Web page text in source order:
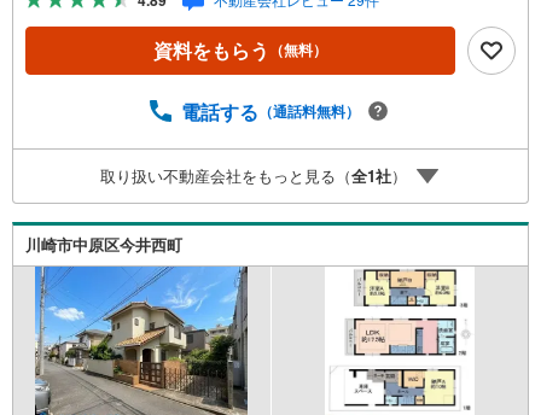
にご連絡下さい。その他にも・・・●「この物件以外にも何
件か一緒に物件を見てみたい」●「私はローンいくら借りら
れるのだろう？」●「買替えなので、自宅がいくらで売却で
な？」●「頭金は、どれくらいないと買えないの？」●「自
入はわからないことばかり・・・。ご安心ください!!お力に
なれる事がございましたら、誠心誠意 お手伝いをさせてい
ただきます。【ベンハウス】にお任せ下さい！
資料をもらう （無料）
電話する （通話料無料）
取り扱い不動産会社をもっと見る（全1社）
川崎市中原区今井西町